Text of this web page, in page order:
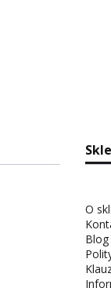
O
Blog